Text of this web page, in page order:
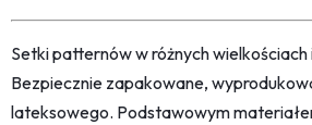
Setki patternów w różnych
Bezpiecznie zapakowane,
lateksowego. Podstawowym